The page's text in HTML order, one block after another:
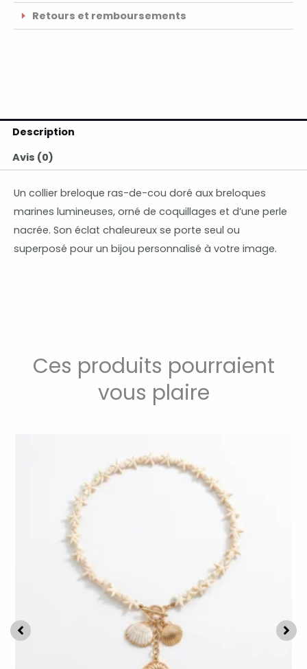
Retours et remboursements
Description
Avis (0)
Un collier breloque ras-de-cou doré aux breloques
marines lumineuses, orné de coquillages et d’une perle
nacrée. Son éclat chaleureux se porte seul ou
superposé pour un bijou personnalisé à votre image.
Ces produits pourraient
vous plaire